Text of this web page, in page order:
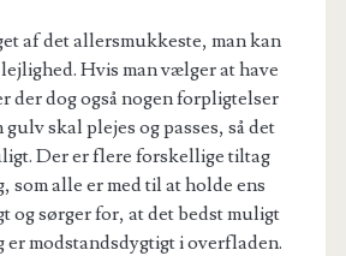
af det allersmukkeste, man kan
Hvis man vælger at have
der dog også nogen forpligtelser
gulv skal plejes og passes, så det
Der er flere forskellige tiltag
som alle er med til at holde ens
og sørger for, at det bedst muligt
er modstandsdygtigt i overfladen.